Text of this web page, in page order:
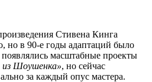
Стивена Кинга
но в 90-е годы адаптаций было
масштабные проекты
из Шоушенка», но сейчас
за каждый опус мастера.